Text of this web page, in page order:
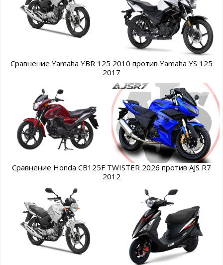
Сравнение Yamaha YBR 125 2010 против Yamaha YS 125
2017
Сравнение Honda CB125F TWISTER 2026 против AJS R7
2012